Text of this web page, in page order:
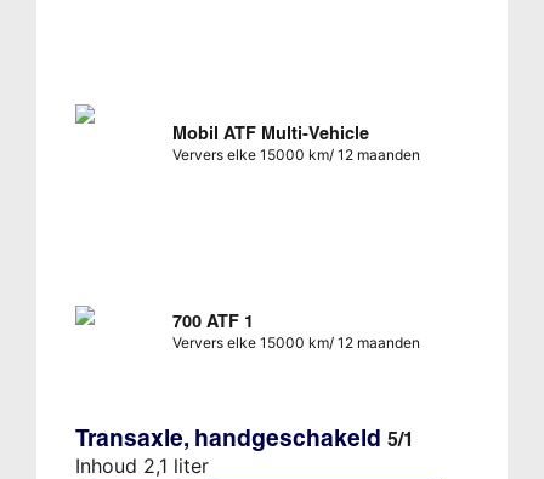
Mobil ATF Multi-Vehicle
Ververs elke 15000 km/ 12 maanden
700 ATF 1
Ververs elke 15000 km/ 12 maanden
Transaxle, handgeschakeld 5/1
Inhoud 2,1 liter